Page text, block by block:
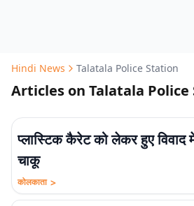
Hindi News Talatala Police Station
Articles on Talatala
प्लास्टिक कैरेट को लेकर हुए
चाकू
कोलकाता >